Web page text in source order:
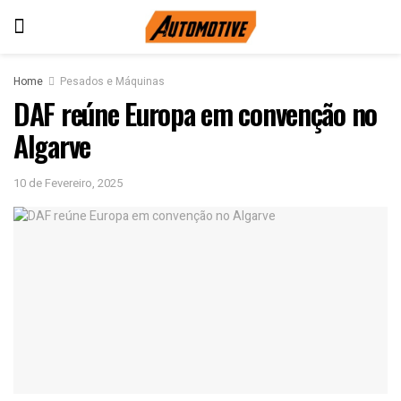
Home Pesados e Máquinas
DAF reúne Europa em convenção no
Algarve
10 de Fevereiro, 2025